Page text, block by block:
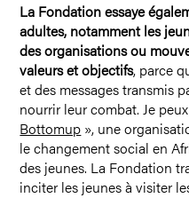
La Fondation essaye
adultes, notamment les
des organisations ou
valeurs et objectifs, parce
et des messages transmis
nourrir leur combat. Je
Bottomup », une
le changement social en
des jeunes. La Fondation
inciter les jeunes à visiter